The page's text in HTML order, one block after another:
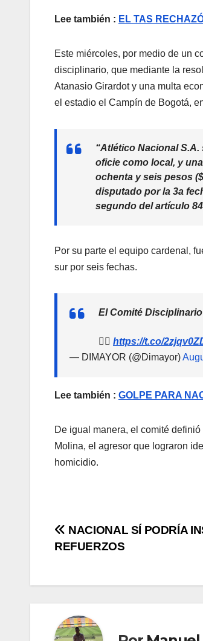
Lee también : EL TAS
Este miércoles, por medio de un
disciplinario, que mediante la
Atanasio Girardot y una multa
el estadio el Campín de Bogotá,
“Atlético Nacional
oficie como local, y
ochenta y seis pesos
disputado por la 3a
segundo del artículo
Por su parte el equipo cardenal,
sur por seis fechas.
El Comité
👉🏻 https://t.co/
— DIMAYOR (@Dimayor)
Lee también : GOLPE PARA
De igual manera, el comité
Molina, el agresor que lograron
homicidio.
NACIONAL SÍ PODRÍA
REFUERZOS